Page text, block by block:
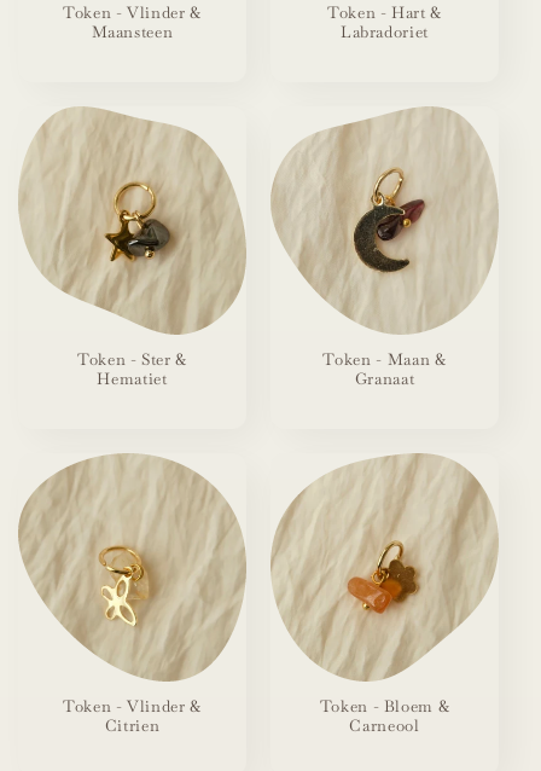
Token - Vlinder &
Maansteen
Token - Hart &
Labradoriet
Token - Ster &
Hematiet
Token - Maan &
Granaat
Token - Vlinder &
Citrien
Token - Bloem &
Carneool